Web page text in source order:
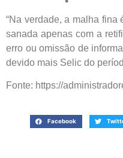
“Na verdade, a malha
sanada apenas com a
erro ou omissão de
devido mais Selic do
Fonte: https://
Facebook